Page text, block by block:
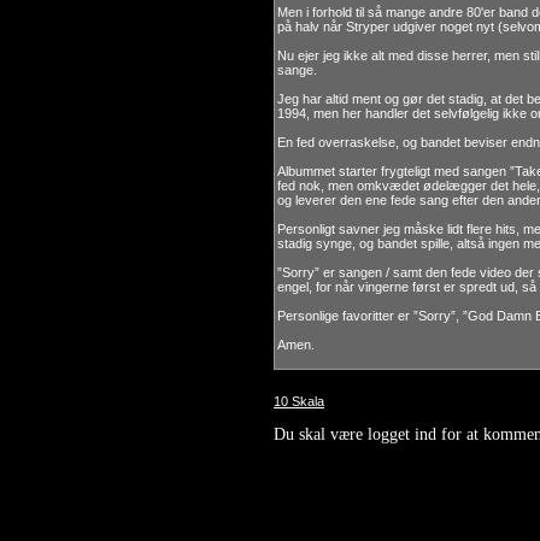
Men i forhold til så mange andre 80'er band
på halv når Stryper udgiver noget nyt
Nu ejer jeg ikke alt med disse herrer, men
sange.
Jeg har altid ment og gør det stadig, at det
1994, men her handler det selvfølgelig ikke
En fed overraskelse, og bandet beviser
Albummet starter frygteligt med sangen
fed nok, men omkvædet ødelægger det
og leverer den ene fede sang efter den
Personligt savner jeg måske lidt flere hits,
stadig synge, og bandet spille, altså ingen
”Sorry” er sangen / samt den fede video
engel, for når vingerne først er spredt ud,
Personlige favoritter er ”Sorry”, ”God Damn
Amen.
10 Skala
Du skal være logget ind for at